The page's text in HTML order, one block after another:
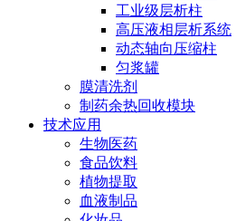
工业级层析柱
高压液相层析系统
动态轴向压缩柱
匀浆罐
膜清洗剂
制药余热回收模块
技术应用
生物医药
食品饮料
植物提取
血液制品